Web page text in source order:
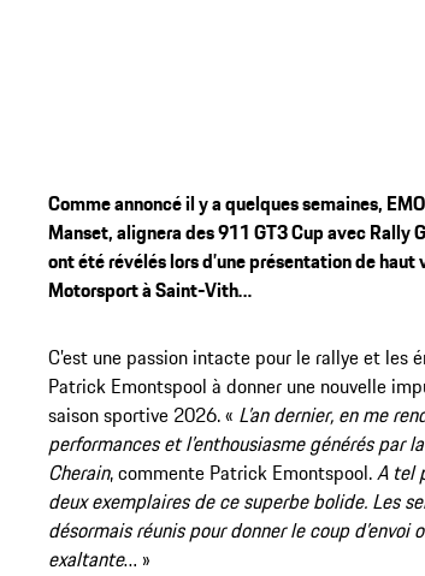
Comme annoncé il y a quelques semaines,
Manset, alignera des 911 GT3 Cup avec Rally
ont été révélés lors d’une présentation de
Motorsport à Saint-Vith…
C’est une passion intacte pour le rallye et les
Patrick Emontspool à donner une nouvelle
saison sportive 2026. « L’an dernier, en me
performances et l’enthousiasme générés par
Cherain, commente Patrick Emontspool.A tel
deux exemplaires de ce superbe bolide. Les
désormais réunis pour donner le coup d’envoi
exaltante… »